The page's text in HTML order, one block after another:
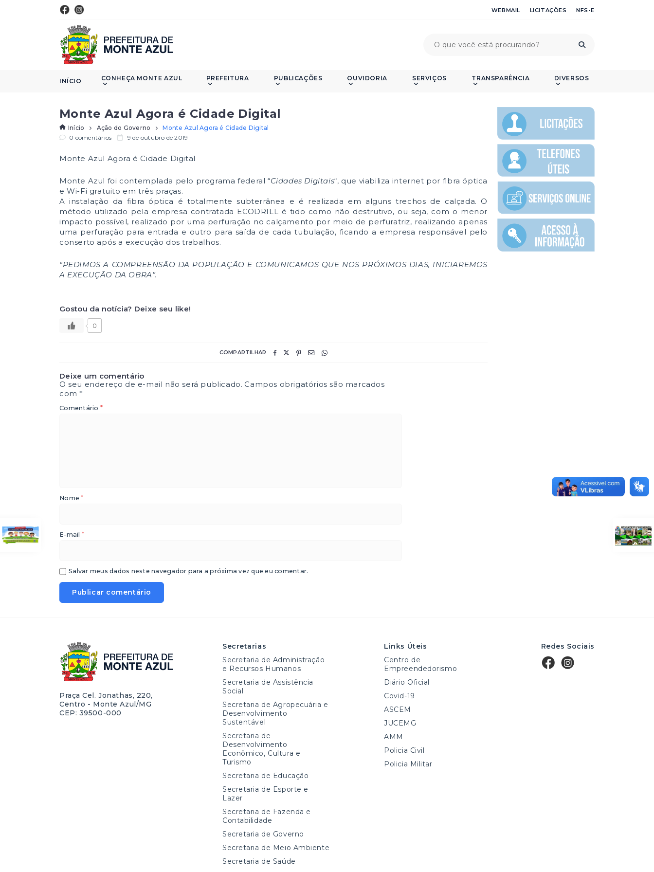
WEBMAIL LICITAÇÕES NFS-E
INÍCIO CONHEÇA MONTE AZUL PREFEITURA PUBLICAÇÕES OUVIDORIA SERVIÇOS TRANSPARÊNCIA DIVERSOS
Monte Azul Agora é Cidade Digital
Início Ação do Governo
Monte Azul Agora é Cidade Digital
0 comentários
9 de outubro de 2019
Monte Azul Agora é Cidade Digital
Monte Azul foi contemplada pelo programa federal “Cidades Digitais“, que viabiliza internet por fibra óptica
e Wi-Fi gratuito em três praças.
A instalação da fibra óptica é totalmente subterrânea e é realizada em alguns trechos de calçada. O
método utilizado pela empresa contratada ECODRILL é tido como não destrutivo, ou seja, com o menor
impacto possível, realizado por uma perfuração no calçamento por meio de perfuratriz, realizando apenas
uma perfuração para entrada e outro para saída de cada tubulação, ficando a empresa responsável pelo
conserto após a execução dos trabalhos.
“PEDIMOS A COMPREENSÃO DA POPULAÇÃO E COMUNICAMOS QUE NOS PRÓXIMOS DIAS, INICIAREMOS
A EXECUÇÃO DA OBRA”.
Gostou da notícia? Deixe seu like!
0
COMPARTILHAR
Deixe um comentário
O seu endereço de e-mail não será publicado. Campos obrigatórios são marcados
com*
Comentário *
Nome*
E-mail *
Salvar meus dados neste navegador para a próxima vez que eu comentar.
Praça Cel. Jonathas, 220,
Centro - Monte Azul/MG
CEP: 39500-000
Secretarias
Secretaria de Administração
e Recursos Humanos
Secretaria de Assistência
Social
Secretaria de Agropecuária e
Desenvolvimento
Sustentável
Secretaria de
Desenvolvimento
Econômico, Cultura e
Turismo
Secretaria de Educação
Secretaria de Esporte e
Lazer
Secretaria de Fazenda e
Contabilidade
Secretaria de Governo
Secretaria de Meio Ambiente
Secretaria de Saúde
Links Úteis
Centro de
Empreendedorismo
Diário Oficial
Covid-19
ASCEM
JUCEMG
AMM
Policia Civil
Policia Militar
Redes Sociais